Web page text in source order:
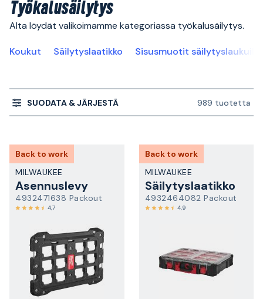
Työkalusäilytys
Alta löydät valikoimamme kategoriassa työkalusäilytys.
Koukut Säilytyslaatikko Sisusmuotit säilytyslaukuille
SUODATA & JÄRJESTÄ 989 tuotetta
Back to work
MILWAUKEE
Asennuslevy
4932471638 Packout
4,7
Back to work
MILWAUKEE
Säilytyslaatikko
4932464082 Packout
4,9